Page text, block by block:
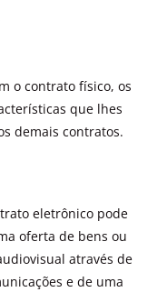
o contrato físico, os
que lhes
demais contratos.
eletrônico pode
oferta de bens ou
através de
e de uma